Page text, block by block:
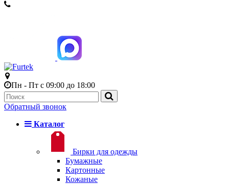
Пн - Пт с 09:00 до 18:00
Обратный звонок
Каталог
Бирки для одежды
Бумажные
Картонные
Кожаные